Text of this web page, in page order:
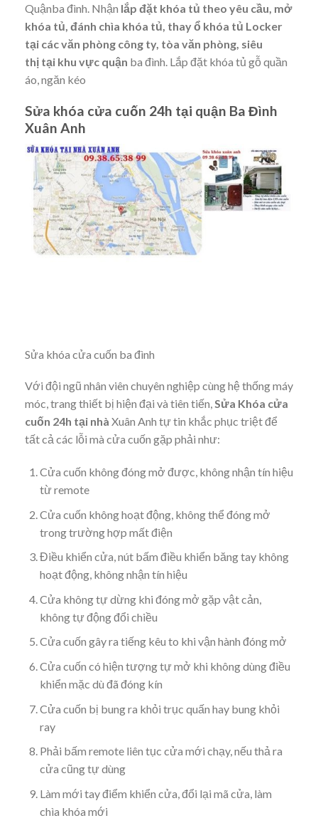
Quậnba đình. Nhận lắp đặt khóa tủ theo yêu cầu, mở
khóa tủ, đánh chìa khóa tủ, thay ổ khóa tủ Locker
tại các văn phòng công ty, tòa văn phòng, siêu
thị tại khu vực quận ba đình. Lắp đặt khóa tủ gỗ quần
áo, ngăn kéo
Sửa khóa cửa cuốn 24h tại quận Ba Đình
Xuân Anh
Sửa khóa cửa cuốn ba đình
Với đội ngũ nhân viên chuyên nghiệp cùng hệ thống máy
móc, trang thiết bị hiện đại và tiên tiến,Sửa Khóa cửa
cuốn 24h tại nhà Xuân Anh tự tin khắc phục triệt để
tất cả các lỗi mà cửa cuốn gặp phải như:
Cửa cuốn không đóng mở được, không nhận tín hiệu
từ remote
Cửa cuốn không hoạt động, không thể đóng mở
trong trường hợp mất điện
Điều khiển cửa, nút bấm điều khiển băng tay không
hoạt động, không nhận tín hiệu
Cửa không tự dừng khi đóng mở gặp vật cản,
không tự động đổi chiều
Cửa cuốn gây ra tiếng kêu to khi vận hành đóng mở
Cửa cuốn có hiện tượng tự mở khi không dùng điều
khiển mặc dù đã đóng kín
Cửa cuốn bị bung ra khỏi trục quấn hay bung khỏi
ray
Phải bấm remote liên tục cửa mới chạy, nếu thả ra
cửa cũng tự dùng
Làm mới tay điểm khiển cửa, đổi lại mã cửa, làm
chìa khóa mới